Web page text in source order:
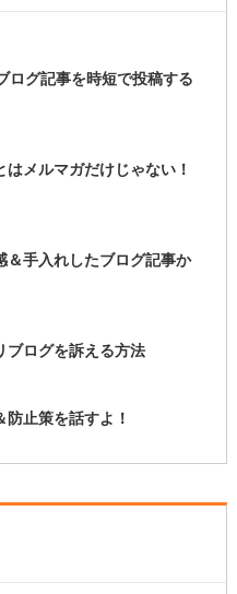
ログ記事を時短で投稿する
メルマガだけじゃない！
＆手入れしたブログ記事か
ブログを訴える方法
止策を話すよ！